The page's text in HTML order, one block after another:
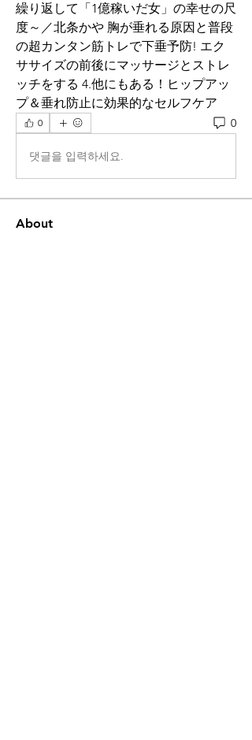
繰り返して「1億稼いだ女」の幸せの尺
度～／北条かや 胸が垂れる原因と普段
の超カンタン筋トレで下垂予防! エク
ササイズの前後にマッサージとストレ
ッチをする 4.他にもある！ヒップアッ
プ＆垂れ防止に効果的なセルフケア
0 0
댓글을 입력하세요.
About